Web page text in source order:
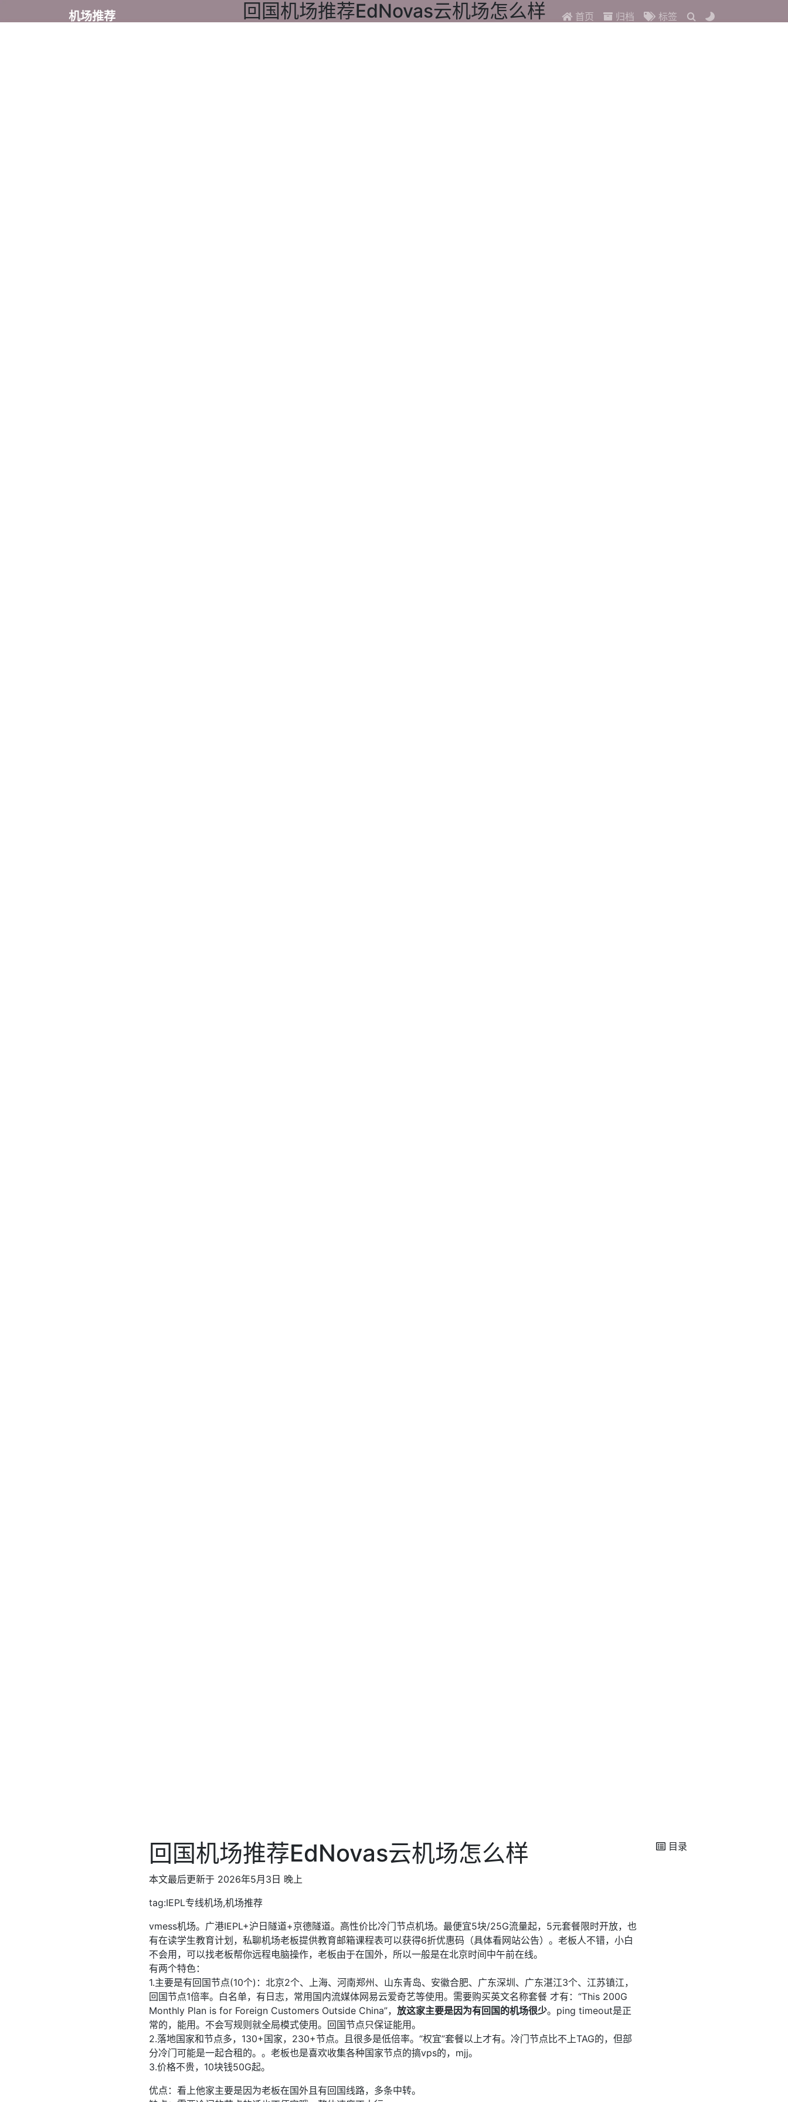
机场推荐 首页 归档 标签
回国机场推荐EdNovas云机场怎么样
回国机场推荐EdNovas云机场怎么样
本文最后更新于 2026年5月3日 晚上
tag:IEPL专线机场,机场推荐
vmess机场。广港IEPL+沪日隧道+京德隧道。高性价比冷门节点机场。最便宜5块/25G流量起，5元套餐限时开放，也
有在读学生教育计划，私聊机场老板提供教育邮箱课程表可以获得6折优惠码（具体看网站公告）。老板人不错，小白
不会用，可以找老板帮你远程电脑操作，老板由于在国外，所以一般是在北京时间中午前在线。
有两个特色：
1.主要是有回国节点(10个)：北京2个、上海、河南郑州、山东青岛、安徽合肥、广东深圳、广东湛江3个、江苏镇江，
回国节点1倍率。白名单，有日志，常用国内流媒体网易云爱奇艺等使用。需要购买英文名称套餐 才有：“This 200G
Monthly Plan is for Foreign Customers Outside China”， 放这家主要是因为有回国的机场很少。ping timeout是正
常的，能用。不会写规则就全局模式使用。回国节点只保证能用。
2.落地国家和节点多，130+国家，230+节点。且很多是低倍率。“权宜”套餐以上才有。冷门节点比不上TAG的，但部
分冷门可能是一起合租的。。老板也是喜欢收集各种国家节点的搞vps的，mjj。
3.价格不贵，10块钱50G起。
优点：看上他家主要是因为老板在国外且有回国线路，多条中转。
目录